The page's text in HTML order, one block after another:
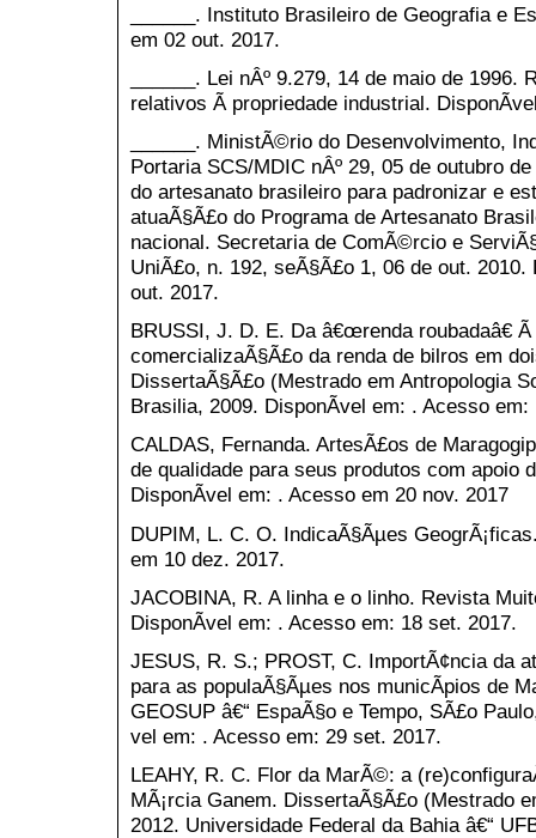
______. Instituto Brasileiro de Geografia e
em 02 out. 2017.
______. Lei nÂº 9.279, 14 de maio de
relativos Ã propriedade industrial.
______. MinistÃ©rio do Desenvolvimento,
Portaria SCS/MDIC nÂº 29, 05 de outubro
do artesanato brasileiro para padronizar e
atuaÃ§Ã£o do Programa de Artesanato
nacional. Secretaria de ComÃ©rcio e
UniÃ£o, n. 192, seÃ§Ã£o 1, 06 de out.
out. 2017.
BRUSSI, J. D. E. Da â€œrenda roubadaâ€
comercializaÃ§Ã£o da renda de bilros em
DissertaÃ§Ã£o (Mestrado em Antropologia
Brasilia, 2009. DisponÃ­vel em: . Acesso em:
CALDAS, Fernanda. ArtesÃ£os de
de qualidade para seus produtos com apoio
DisponÃ­vel em: . Acesso em 20 nov. 2017
DUPIM, L. C. O. IndicaÃ§Ãµes
em 10 dez. 2017.
JACOBINA, R. A linha e o linho. Revista
DisponÃ­vel em: . Acesso em: 18 set. 2017.
JESUS, R. S.; PROST, C. ImportÃ¢ncia da
para as populaÃ§Ãµes nos municÃ­pios de
GEOSUP â€“ EspaÃ§o e Tempo, SÃ£o
vel em: . Acesso em: 29 set. 2017.
LEAHY, R. C. Flor da MarÃ©: a
MÃ¡rcia Ganem. DissertaÃ§Ã£o (Mestrado
2012. Universidade Federal da Bahia â€“